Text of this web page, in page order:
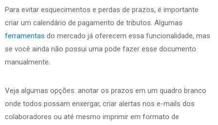
Para evitar esquecimentos e perdas de prazos, é importante
criar um calendário de pagamento de tributos. Algumas
ferramentas do mercado já oferecem essa funcionalidade, mas
se você ainda não possui uma pode fazer esse documento
manualmente.
Veja algumas opções: anotar os prazos em um quadro branco
onde todos possam enxergar, criar alertas nos e-mails dos
colaboradores ou até mesmo imprimir em formato de